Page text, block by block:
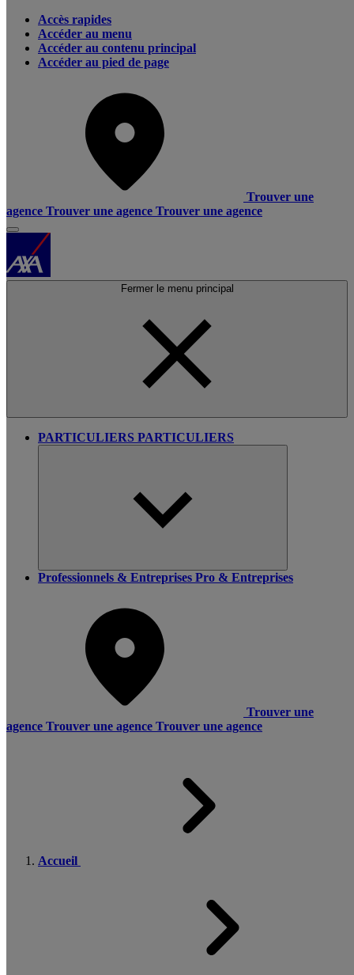
Accès rapides
Accéder au menu
Accéder au contenu principal
Accéder au pied de page
Trouver une
agence Trouver une agence Trouver une agence
Fermer le menu principal
PARTICULIERS PARTICULIERS
Professionnels & Entreprises Pro & Entreprises
Trouver une
agence Trouver une agence Trouver une agence
Accueil